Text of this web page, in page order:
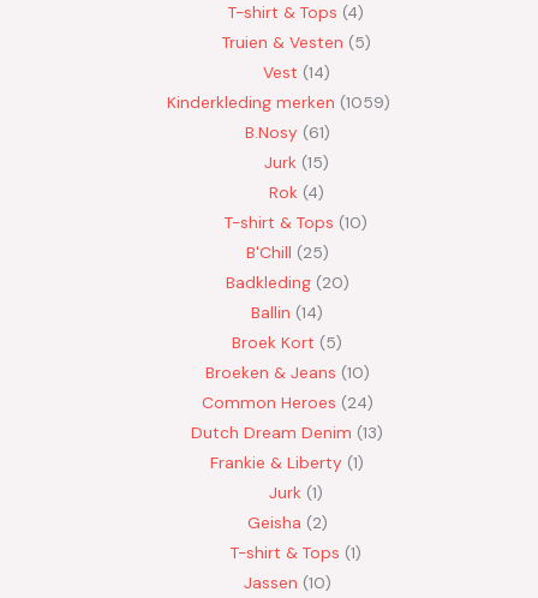
T-shirt & Tops 4
Truien & Vesten 5
Vest 14
Kinderkleding merken 1059
B.Nosy 61
Jurk 15
Rok 4
T-shirt & Tops 10
B'Chill 25
Badkleding 20
Ballin 14
Broek Kort 5
Broeken & Jeans 10
Common Heroes 24
Dutch Dream Denim 13
Frankie & Liberty 1
Jurk 1
Geisha 2
T-shirt & Tops 1
Jassen 10